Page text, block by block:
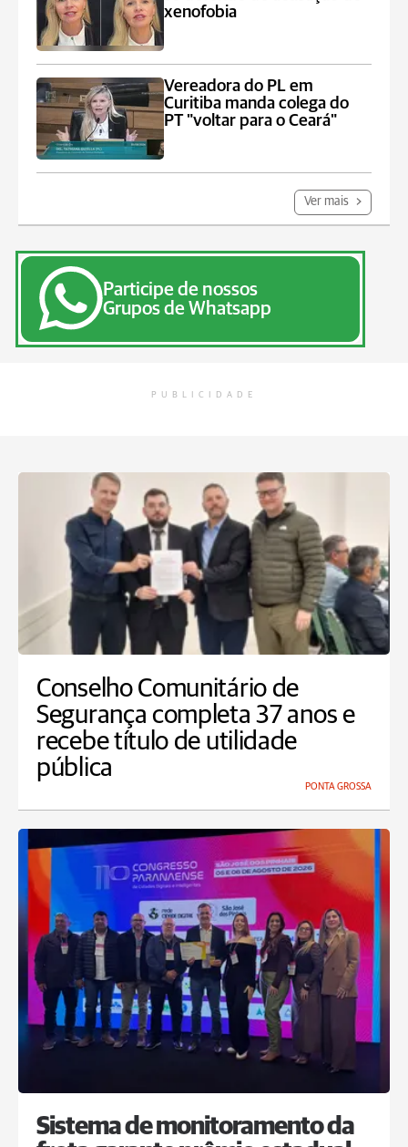
xenofobia
Vereadora do PL em
Curitiba manda colega do
PT "voltar para o Ceará"
Ver mais
Participe de nossos
Grupos de Whatsapp
PUBLICIDADE
Conselho Comunitário de
Segurança completa 37 anos e
recebe título de utilidade
pública
PONTA GROSSA
Sistema de monitoramento da